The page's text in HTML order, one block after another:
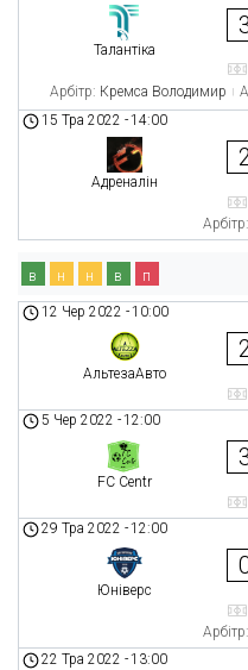
Талантіка
Арбітр: Кремса Володимир
15 Тра 2022 -14:00
Адреналін
Арбітр:
в н н в п
12 Чер 2022 -10:00
АльтезаАвто
5 Чер 2022 -12:00
FC Centr
29 Тра 2022 -12:00
Юніверс
Арбітр:
22 Тра 2022 -13:00